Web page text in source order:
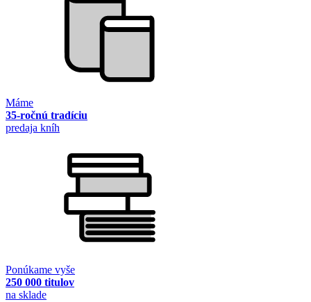
Máme
35-ročnú tradíciu
predaja kníh
Ponúkame vyše
250 000 titulov
na sklade